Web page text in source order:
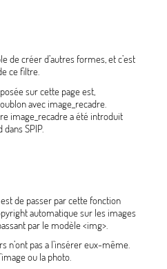
de créer d’autres formes, et c’est
ce filtre.
sur cette page est,
avec image_recadre.
image_recadrea été introduit
SPIP.
de passer par cette fonction
automatique sur les images
par le modèle<img>
n’ont pas a l’insérer eux-même.
ou la photo.